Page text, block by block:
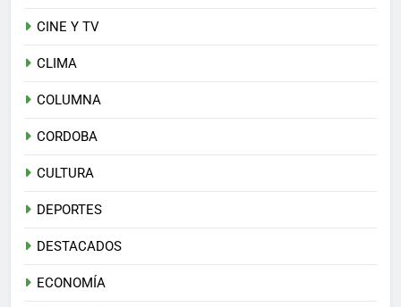
CINE Y TV
CLIMA
COLUMNA
CORDOBA
CULTURA
DEPORTES
DESTACADOS
ECONOMÍA